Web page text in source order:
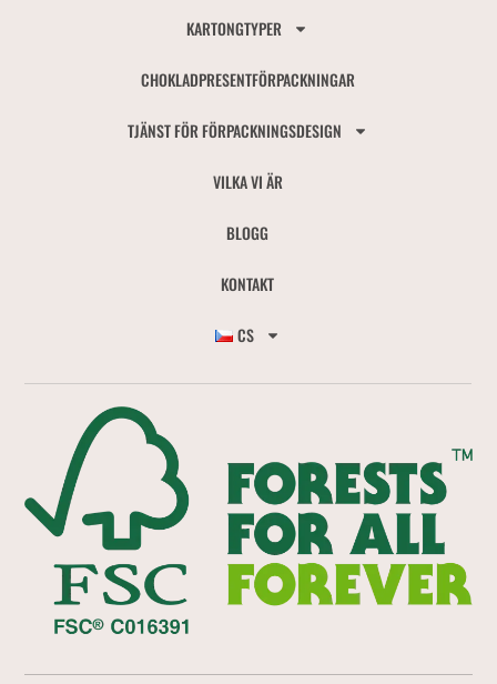
KARTONGTYPER
CHOKLADPRESENTFÖRPACKNINGAR
TJÄNST FÖR FÖRPACKNINGSDESIGN
VILKA VI ÄR
BLOGG
KONTAKT
CS